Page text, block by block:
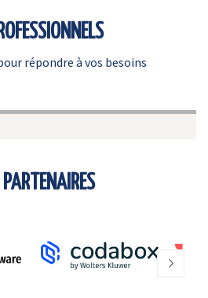
répondre à vos besoins
PARTENAIRES